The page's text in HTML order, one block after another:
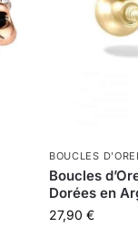
BOUCLES
Boucles
Dorées en
27,90 €